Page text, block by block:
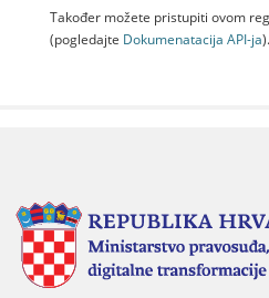
Također možete pristupiti ovom
(pogledajte Dokumenаtаcijа API-jа).